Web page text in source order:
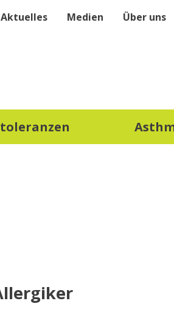
Aktuelles Medien Über uns